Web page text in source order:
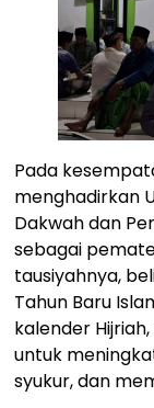
Pada
menghadirkan
Dakwah dan
sebagai
tausiyahnya,
Tahun Baru
kalender
untuk
syukur, dan